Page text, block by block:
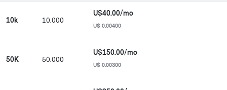
10k 10.000
U$40.00/mo
U$ 0.00400
50K 50.000
U$150.00/mo
U$ 0.00300